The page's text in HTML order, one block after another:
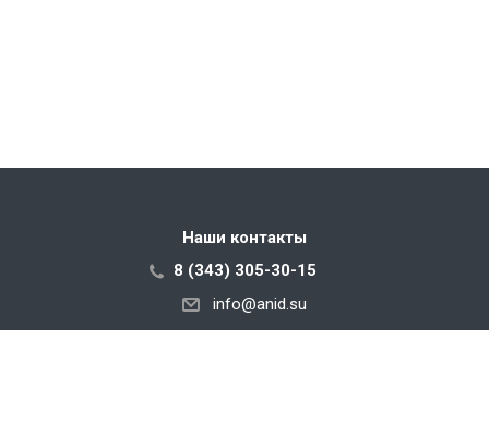
Наши контакты
8 (343) 305-30-15
info@anid.su